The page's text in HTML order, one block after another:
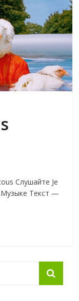
Слушайте Je
Текст —